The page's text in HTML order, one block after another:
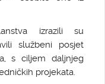
izrazili su
službeni posjet
s ciljem daljnjeg
projekata.